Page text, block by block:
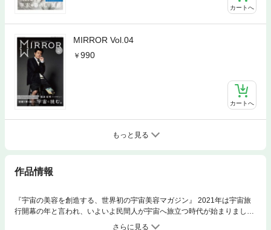
カートへ
MIRROR Vol.04
990
カートへ
もっと見る
作品情報
『宇宙の美容を創造する、世界初の宇宙美容マガジン』 2021年は宇宙旅
行開幕の年と言われ、いよいよ民間人が宇宙へ旅立つ時代が始まりまし
た。2040 年には、月に人が１０００人住むというアルテミス計画に日本